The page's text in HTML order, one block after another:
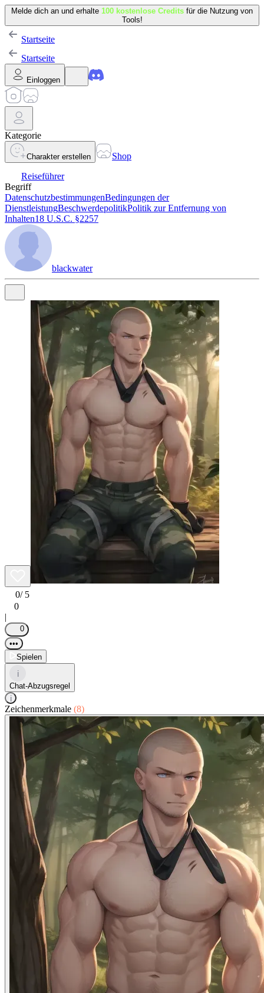
Melde dich an und erhalte 100 kostenlose Credits für die Nutzung von
Tools!
Startseite
Startseite
Einloggen
Kategorie
Charakter erstellen
Shop
Reiseführer
Begriff
DatenschutzbestimmungenBedingungen der
DienstleistungBeschwerdepolitikPolitik zur Entfernung von
Inhalten18 U.S.C. §2257
blackwater
0/ 5
0
|
0
•••
Spielen
i
Chat-Abzugsregel
i
Zeichenmerkmale (8)